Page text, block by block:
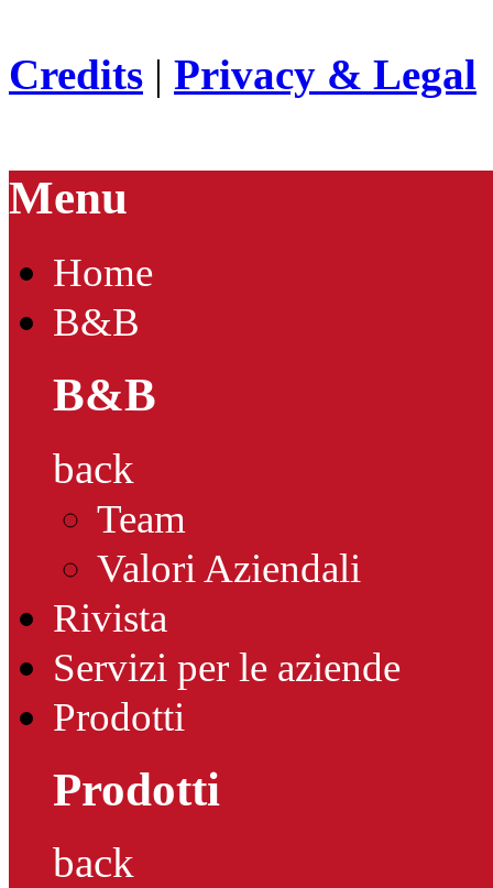
Credits | Privacy & Legal
Menu
Home
B&B
B&B
back
Team
Valori Aziendali
Rivista
Servizi per le aziende
Prodotti
Prodotti
back